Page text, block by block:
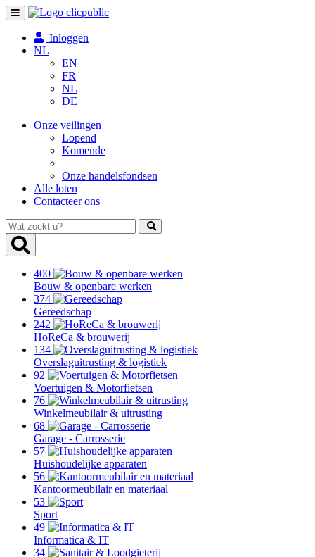
Toggle
navigation
Inloggen
NL
EN
FR
NL
DE
Onze veilingen
Lopend
Komende
Onze handelsfondsen
Alle loten
Contacteer ons
Wat
zoekt
u?
400
Bouw & openbare werken
374
Gereedschap
242
HoReCa & brouwerij
134
Overslaguitrusting & logistiek
92
Voertuigen & Motorfietsen
76
Winkelmeubilair & uitrusting
68
Garage - Carrosserie
57
Huishoudelijke apparaten
56
Kantoormeubilair en materiaal
53
Sport
49
Informatica & IT
34